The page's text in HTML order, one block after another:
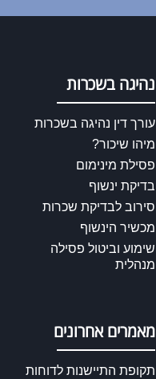
נהיגה בשכרות
עורך דין נהיגה בשכרות
מיהו שיכור?
פסילת מינימום
בדיקת ינשוף
סירוב לבדיקת שכרות
מכשיר הינשוף
שימוע וביטול פסילה
מנהלית
מאמרים אחרונים
תקופת התיישנות לדוחות